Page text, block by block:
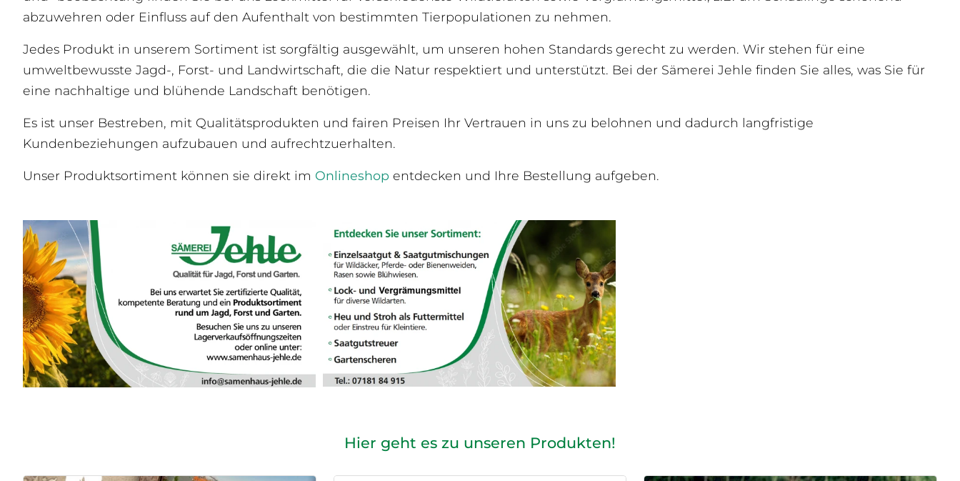
abzuwehren oder Einfluss auf den Aufenthalt von bestimmten Tierpopulationen zu nehmen.
Jedes Produkt in unserem Sortiment ist sorgfältig ausgewählt, um unseren hohen Standards gerecht zu werden. Wir stehen für eine
umweltbewusste Jagd-, Forst- und Landwirtschaft, die die Natur respektiert und unterstützt. Bei der Sämerei Jehle finden Sie alles, was Sie für
eine nachhaltige und blühende Landschaft benötigen.
Es ist unser Bestreben, mit Qualitätsprodukten und fairen Preisen Ihr Vertrauen in uns zu belohnen und dadurch langfristige
Kundenbeziehungen aufzubauen und aufrechtzuerhalten.
Unser Produktsortiment können sie direkt im Onlineshop entdecken und Ihre Bestellung aufgeben.
Hier geht es zu unseren Produkten!